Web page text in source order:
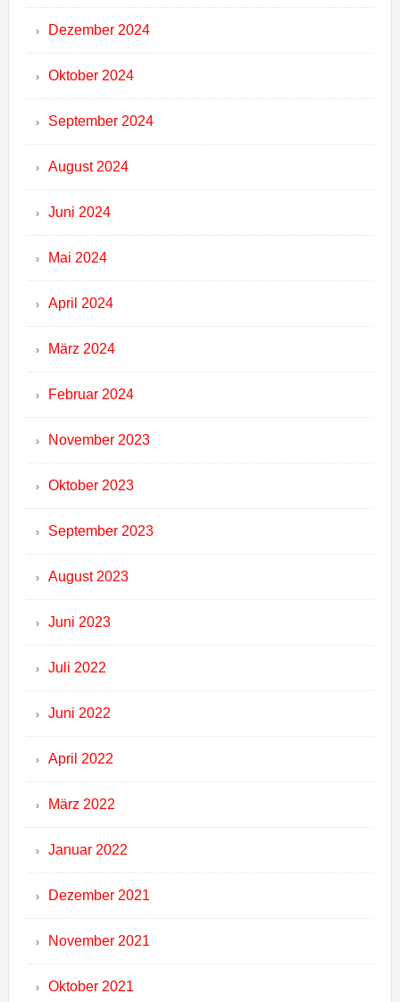
Dezember 2024
Oktober 2024
September 2024
August 2024
Juni 2024
Mai 2024
April 2024
März 2024
Februar 2024
November 2023
Oktober 2023
September 2023
August 2023
Juni 2023
Juli 2022
Juni 2022
April 2022
März 2022
Januar 2022
Dezember 2021
November 2021
Oktober 2021